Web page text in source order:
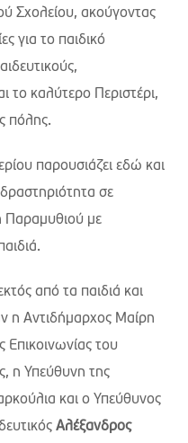
Σχολείου, ακούγοντας
για το παιδικό
το καλύτερο Περιστέρι,
πόλης.
παρουσιάζει εδώ και
σε
Παραμυθιού με
από τα παιδιά και
η Αντιδήμαρχος Μαίρη
του
η Υπεύθυνη της
και ο Υπεύθυνος
Αλέξανδρος